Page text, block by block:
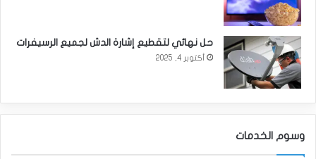
حل نهائي لتقطيع إشارة الدش لجميع الرسيفرات
أكتوبر 4, 2025
وسوم الخدمات